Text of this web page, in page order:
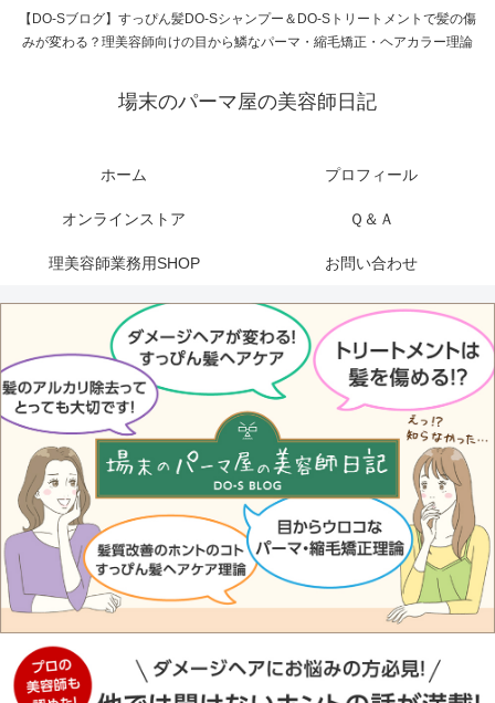
【DO-Sブログ】すっぴん髪DO-Sシャンプー＆DO-Sトリートメントで髪の傷
みが変わる？理美容師向けの目から鱗なパーマ・縮毛矯正・ヘアカラー理論
場末のパーマ屋の美容師日記
ホーム プロフィール
オンラインストア Ｑ＆Ａ
理美容師業務用SHOP お問い合わせ